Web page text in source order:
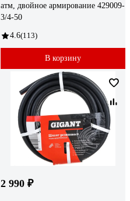
атм, двойное армирование 429009-
3/4-50
4.6(113)
В корзину
2 990 ₽